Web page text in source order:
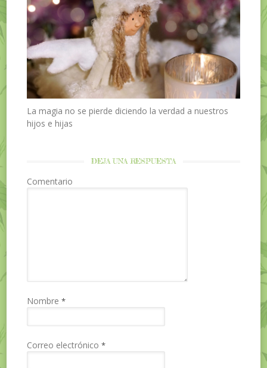
La magia no se pierde diciendo la verdad a nuestros
hijos e hijas
DEJA UNA RESPUESTA
Comentario
Nombre*
Correo electrónico*